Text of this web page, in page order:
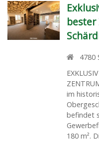
4780
im
befindet
180 m².